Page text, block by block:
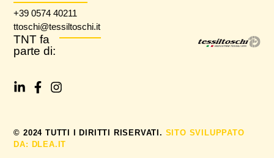
+39 0574 40211
ttoschi@tessiltoschi.it
TNT fa
parte di:
© 2024 TUTTI I DIRITTI RISERVATI. SITO SVILUPPATO
DA: DLEA.IT